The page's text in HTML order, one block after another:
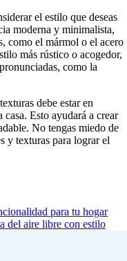
el estilo que deseas
moderna y minimalista,
como el mármol o el acero
más rústico o acogedor,
como la
debe estar en
Esto ayudará a crear
No tengas miedo de
y texturas para lograr el
para tu hogar
del aire libre con estilo